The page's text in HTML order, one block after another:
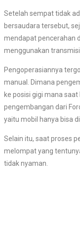
Setelah sempat tidak
bersaudara tersebut,
mendapat pencerahan
menggunakan
Pengoperasiannya
manual. Dimana
ke posisi gigi mana
pengembangan dari
yaitu mobil hanya bisa
Selain itu, saat proses
melompat yang
tidak nyaman.